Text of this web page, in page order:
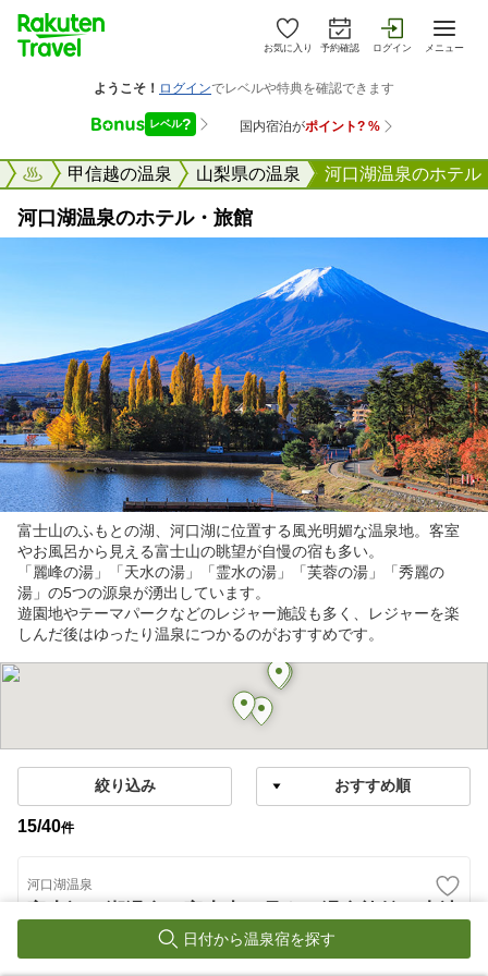
お気に入り 予約確認 ログイン メニュー
楽天トラベル甲信越の温泉 山梨県の温泉 河口湖温泉のホテル
河口湖温泉のホテル・旅館
富士山のふもとの湖、河口湖に位置する風光明媚な温泉地。客室
やお風呂から見える富士山の眺望が自慢の宿も多い。
「麗峰の湯」「天水の湯」「霊水の湯」「芙蓉の湯」「秀麗の
湯」の5つの源泉が湧出しています。
遊園地やテーマパークなどのレジャー施設も多く、レジャーを楽
しんだ後はゆったり温泉につかるのがおすすめです。
絞り込み
15/40件
河口湖温泉
日付から温泉宿を探す